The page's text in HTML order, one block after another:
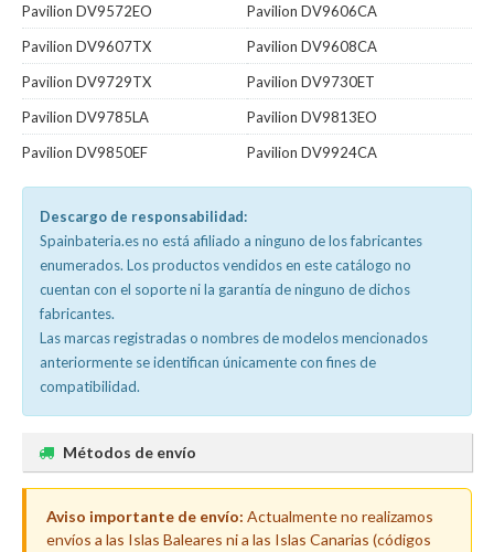
Pavilion DV9572EO
Pavilion DV9606CA
Pavilion DV9607TX
Pavilion DV9608CA
Pavilion DV9729TX
Pavilion DV9730ET
Pavilion DV9785LA
Pavilion DV9813EO
Pavilion DV9850EF
Pavilion DV9924CA
Descargo de responsabilidad:
Spainbateria.es no está afiliado a ninguno de los fabricantes
enumerados. Los productos vendidos en este catálogo no
cuentan con el soporte ni la garantía de ninguno de dichos
fabricantes.
Las marcas registradas o nombres de modelos mencionados
anteriormente se identifican únicamente con fines de
compatibilidad.
Métodos de envío
Aviso importante de envío: Actualmente no realizamos
envíos a las Islas Baleares ni a las Islas Canarias (códigos